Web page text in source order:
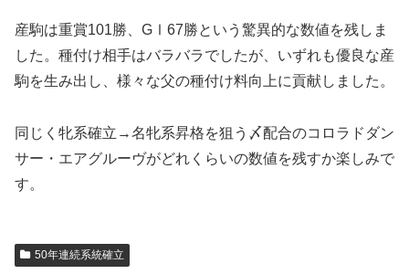
産駒は重賞101勝、GⅠ67勝という驚異的な数値を残しま
した。種付け相手はバラバラでしたが、いずれも優良な産
駒を生み出し、様々な父の種付け料向上に貢献しました。
同じく牝系確立→名牝系昇格を狙う〆配合のコロラドダン
サー・エアグルーヴがどれくらいの数値を残すか楽しみで
す。
50年連続系統確立